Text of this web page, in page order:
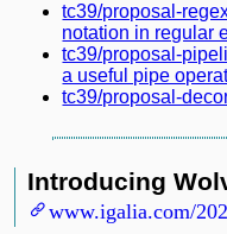
tc39/proposal-
notation in regular
tc39/proposal-
a useful pipe
tc39/proposal-
Introducing
www.igalia.com/